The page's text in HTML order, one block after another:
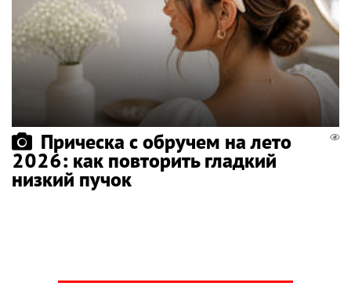
Прическа с обручем на лето
2026: как повторить гладкий
низкий пучок